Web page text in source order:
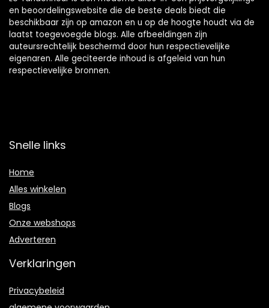
en beoordelingswebsite die de beste deals biedt die
beschikbaar zijn op amazon en u op de hoogte houdt via de
laatst toegevoegde blogs. Alle afbeeldingen zijn
auteursrechtelijk beschermd door hun respectievelijke
eigenaren. Alle geciteerde inhoud is afgeleid van hun
respectievelijke bronnen.
Snelle links
Home
Alles winkelen
Blogs
Onze webshops
Adverteren
Verklaringen
Privacybeleid